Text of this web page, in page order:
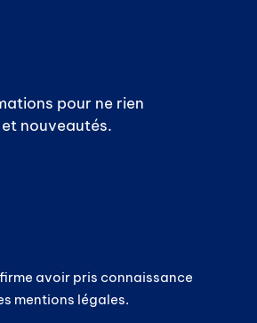
pour ne rien
nouveautés.
avoir pris connaissance
mentions légales.